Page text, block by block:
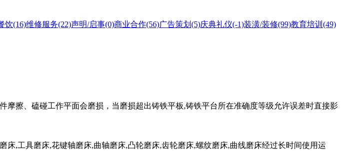
饮(16)维修服务(22)声明/启事(0)商业合作(56)广告策划 (5)庆典礼仪(-1)装潢/装修(99)教育培训 (49)
擦、磕碰工作平面会磨损，当磨损超出铸铁平板,铸铁平台所在准确度等级允许误差时直接影
,工具磨床,花键轴磨床,曲轴磨床,凸轮磨床,齿轮磨床,螺纹磨床,曲线磨床经过长时间使用运